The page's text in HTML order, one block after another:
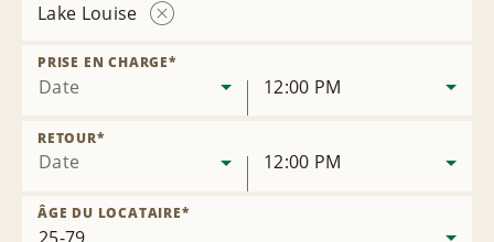
Lake Louise
la
Date
PRISE EN CHARGE*
12:00 PM
Date
RETOUR*
12:00 PM
ÂGE DU LOCATAIRE*